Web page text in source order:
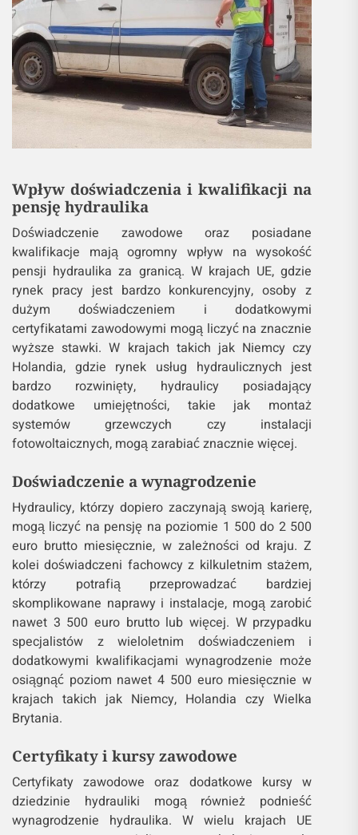
Wpływ doświadczenia i kwalifikacji na
pensję hydraulika
Doświadczenie zawodowe oraz posiadane
kwalifikacje mają ogromny wpływ na wysokość
pensji hydraulika za granicą. W krajach UE, gdzie
rynek pracy jest bardzo konkurencyjny, osoby z
dużym doświadczeniem i dodatkowymi
certyfikatami zawodowymi mogą liczyć na znacznie
wyższe stawki. W krajach takich jak Niemcy czy
Holandia, gdzie rynek usług hydraulicznych jest
bardzo rozwinięty, hydraulicy posiadający
dodatkowe umiejętności, takie jak montaż
systemów grzewczych czy instalacji
fotowoltaicznych, mogą zarabiać znacznie więcej.
Doświadczenie a wynagrodzenie
Hydraulicy, którzy dopiero zaczynają swoją karierę,
mogą liczyć na pensję na poziomie 1 500 do 2 500
euro brutto miesięcznie, w zależności od kraju. Z
kolei doświadczeni fachowcy z kilkuletnim stażem,
którzy potrafią przeprowadzać bardziej
skomplikowane naprawy i instalacje, mogą zarobić
nawet 3 500 euro brutto lub więcej. W przypadku
specjalistów z wieloletnim doświadczeniem i
dodatkowymi kwalifikacjami wynagrodzenie może
osiągnąć poziom nawet 4 500 euro miesięcznie w
krajach takich jak Niemcy, Holandia czy Wielka
Brytania.
Certyfikaty i kursy zawodowe
Certyfikaty zawodowe oraz dodatkowe kursy w
dziedzinie hydrauliki mogą również podnieść
wynagrodzenie hydraulika. W wielu krajach UE